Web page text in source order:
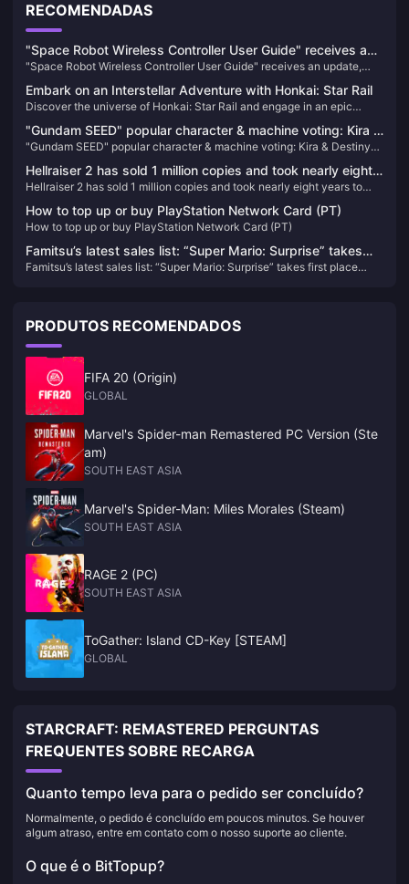
RECOMENDADAS
"Space Robot Wireless Controller User Guide" receives an
update, adding new content and trophies
"Space Robot Wireless Controller User Guide" receives an update,
Embark on an Interstellar Adventure with Honkai: Star Rail
Discover the universe of Honkai: Star Rail and engage in an epic
how to enhance your adventure with our simple Oneiric Shard top-up
guide.
"Gundam SEED" popular character & machine voting: Kira &
Destiny Spec II temporarily ranked first
"Gundam SEED" popular character & machine voting: Kira & Destiny
Hellraiser 2 has sold 1 million copies and took nearly eight
years to develop.
Hellraiser 2 has sold 1 million copies and took nearly eight years to
How to top up or buy PlayStation Network Card (PT)
How to top up or buy PlayStation Network Card (PT)
Famitsu’s latest sales list: “Super Mario: Surprise” takes
first place again
Famitsu’s latest sales list: “Super Mario: Surprise” takes first place
PRODUTOS RECOMENDADOS
FIFA 20 (Origin)
GLOBAL
Marvel's Spider-man Remastered PC Version (Ste
am)
SOUTH EAST ASIA
Marvel's Spider-Man: Miles Morales (Steam)
SOUTH EAST ASIA
RAGE 2 (PC)
SOUTH EAST ASIA
ToGather: Island CD-Key [STEAM]
GLOBAL
STARCRAFT: REMASTERED PERGUNTAS
FREQUENTES SOBRE RECARGA
Quanto tempo leva para o pedido ser concluído?
Normalmente, o pedido é concluído em poucos minutos. Se houver
algum atraso, entre em contato com o nosso suporte ao cliente.
O que é o BitTopup?